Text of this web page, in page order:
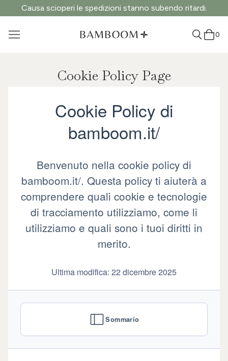
Causa scioperi le spedizioni stanno subendo ritardi.
0
Cookie Policy Page
Cookie Policy di
bamboom.it/
Benvenuto nella cookie policy di
bamboom.it/. Questa policy ti aiuterà a
comprendere quali cookie e tecnologie
di tracciamento utilizziamo, come li
utilizziamo e quali sono i tuoi diritti in
merito.
Ultima modifica: 22 dicembre 2025
Sommario